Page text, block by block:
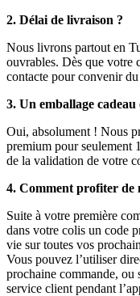
2. Délai de livraison ?
Nous livrons partout en
ouvrables. Dès que votre
contacte pour convenir
3. Un emballage
Oui, absolument ! Nous
premium pour seulement
de la validation de votre
4. Comment profiter de
Suite à votre première
dans votre colis un code
vie sur toutes vos
Vous pouvez l’utiliser
prochaine commande, ou
service client pendant